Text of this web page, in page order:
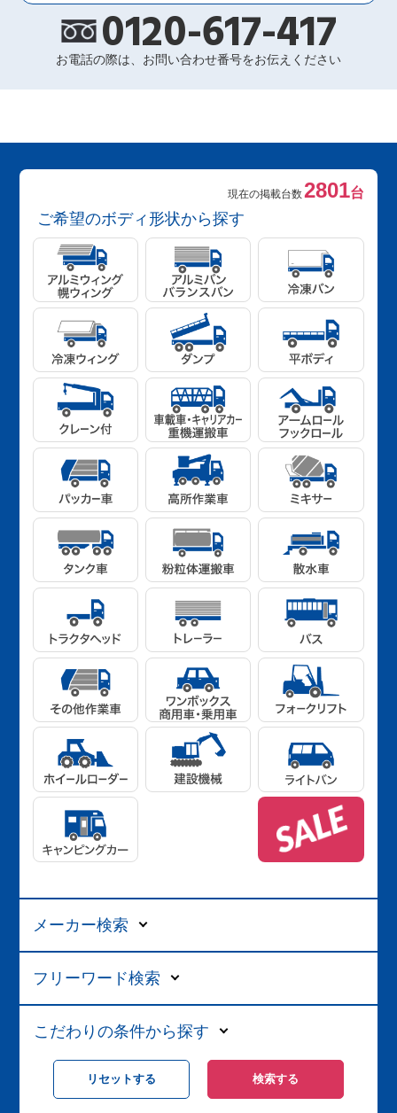
0120-617-417
お電話の際は、お問い合わせ番号をお伝えください
現在の掲載台数2801台
ご希望のボディ形状から探す
メーカー検索
フリーワード検索
こだわりの条件から探す